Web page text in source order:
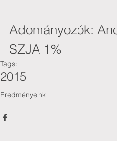
Adományozók:
SZJA 1%
Tags:
2015
Eredményeink